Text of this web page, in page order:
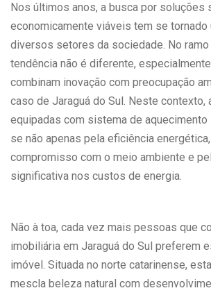
Nos últimos anos, a busca por soluções
economicamente viáveis tem se tornado
diversos setores da sociedade. No
tendência não é diferente,
combinam inovação com preocupação
caso de Jaraguá do Sul. Neste contexto,
equipadas com sistema de
se não apenas pela eficiência
compromisso com o meio ambiente e
significativa nos custos de energia.
Não à toa, cada vez mais pessoas que
imobiliária em Jaraguá do Sul preferem
imóvel. Situada no norte catarinense,
mescla beleza natural com